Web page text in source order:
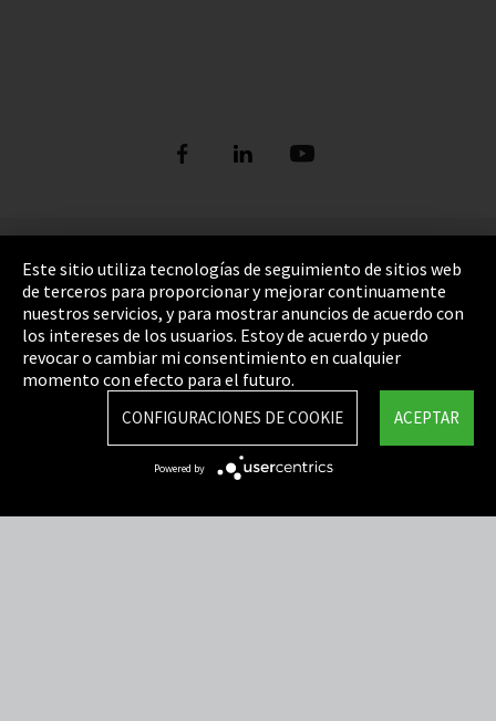
Pie de imprenta
Política de privacidad
Cookie Settings
Términos y Condiciones
Mapa del sitio
Integrity Line
Este sitio utiliza tecnologías de seguimiento de sitios web
de terceros para proporcionar y mejorar continuamente
nuestros servicios, y para mostrar anuncios de acuerdo con
los intereses de los usuarios. Estoy de acuerdo y puedo
revocar o cambiar mi consentimiento en cualquier
momento con efecto para el futuro.
ACEPTAR
CONFIGURACIONES DE COOKIE
Powered by